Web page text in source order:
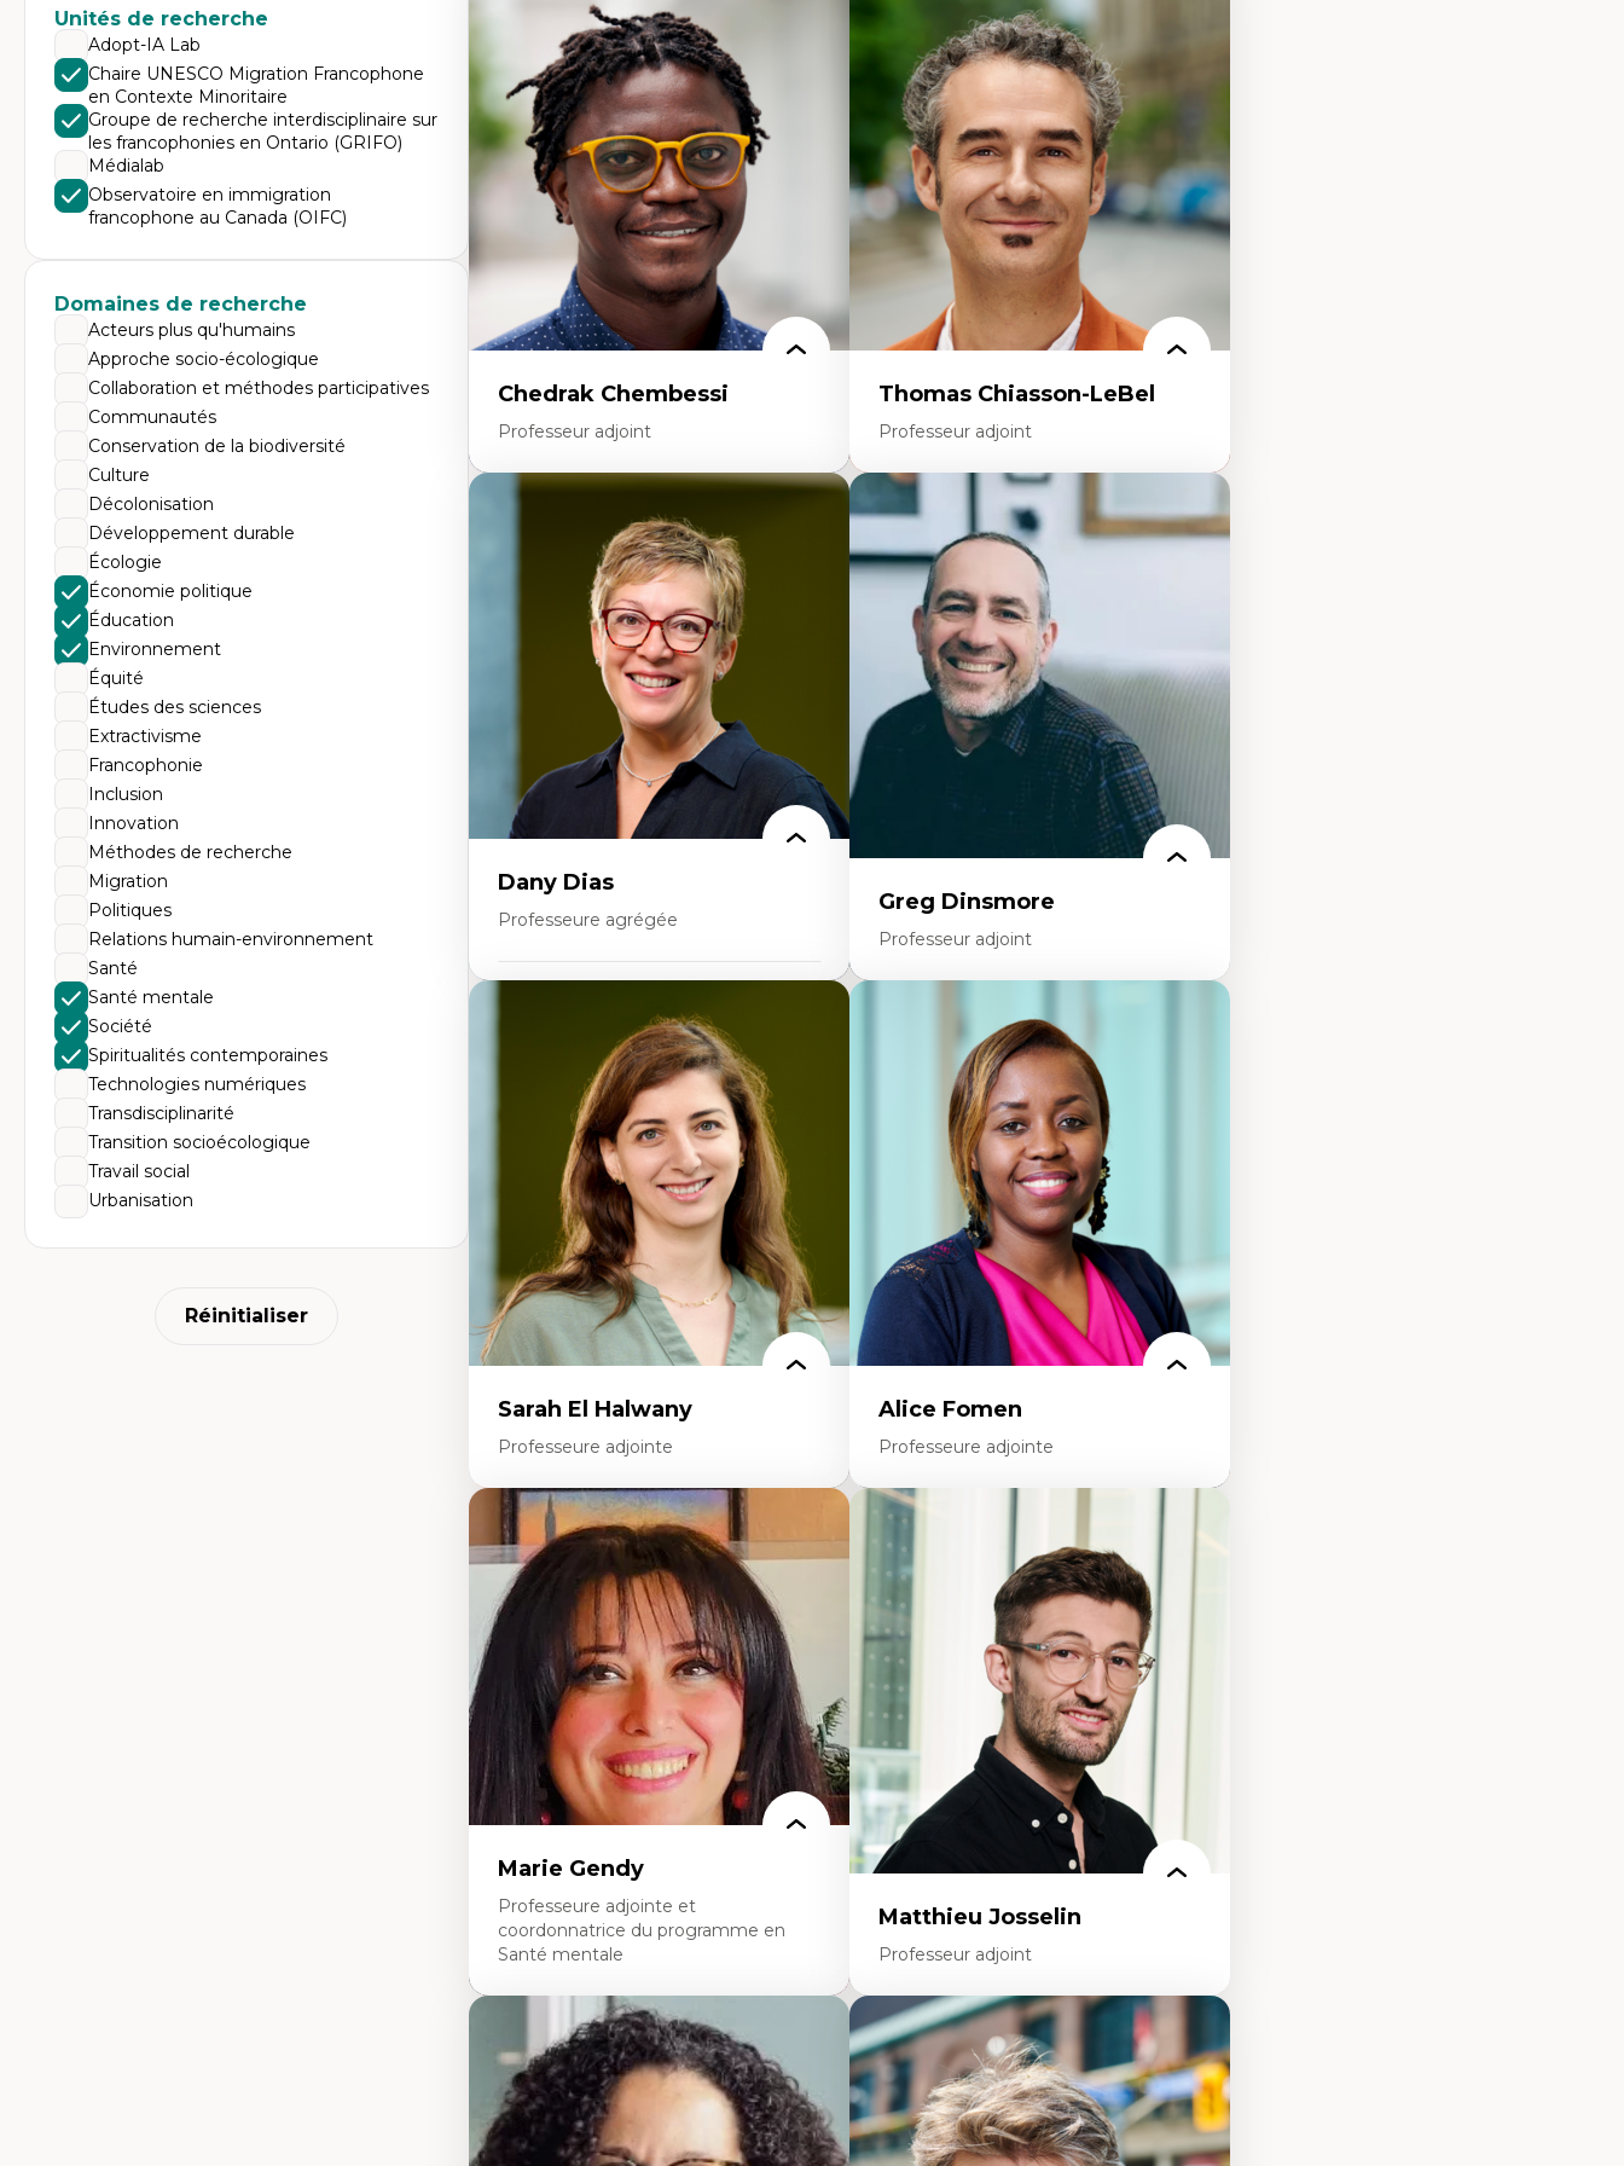
Unités de recherche
Adopt-IA Lab
Chaire UNESCO Migration Francophone
en Contexte Minoritaire
Groupe de recherche interdisciplinaire sur
les francophonies en Ontario (GRIFO)
Médialab
Observatoire en immigration
francophone au Canada (OIFC)
Domaines de recherche
Acteurs plus qu'humains
Approche socio-écologique
Collaboration et méthodes participatives
Communautés
Conservation de la biodiversité
Culture
Décolonisation
Développement durable
Écologie
Économie politique
Éducation
Environnement
Équité
Études des sciences
Extractivisme
Francophonie
Inclusion
Innovation
Méthodes de recherche
Migration
Politiques
Relations humain-environnement
Santé
Santé mentale
Société
Spiritualités contemporaines
Technologies numériques
Transdisciplinarité
Transition socioécologique
Travail social
Urbanisation
Réinitialiser
Expertises
Discours sur la ville et représentations
Mosquées, formes et usages au Canada
Reconnaissance et représentations des
communautés immigrantes dans l'espace
urbain
Design architectural et urbain
Patrimoine et patrimonialisation
Études postcoloniales et décolonisation des
savoirs
Didactique des sciences – processus
d’enquête et culture scientifique
Éducation en milieu minoritaire –
construction identitaire et conscience
critique
Technologies éducatives – ludification et
programmation pédagogique
La langue dans toutes les matières –
environnement discursif et langage
scientifique
Chedrak Chembessi
Professeur adjoint
Économie circulaire
Modèles d’affaires durables
Histoire des faits économiques
Gestion durable des ressources naturelles
Écologie industrielle
Aménagement durable du territoire
Développement régional
Coopératives
Télétravail en milieu rural francophone
Transition socio-écologique
Thomas Chiasson-LeBel
Professeur adjoint
Expertises
Théories du développement
Économie politique comparée
Élites économiques
Sociologie économique
Extractivisme
Classes sociales
Mouvements sociaux
Théories de l’État
Dany Dias
Professeure agrégée
Pédagogies critiques et justice sociale
Éthique relationnelle et sollicitude en
Décolonisation et autochtonisation de la
formation à l’enseignement
Littératie et didactique du français
Éducation inclusive
Formation à l’enseignement en contexte
francophone minoritaire
Identité linguistique et culturelle
Recherche-action et approches
participatives
Leadership éducatif et pratiques réflexives
Éducation durable et bien-être en
enseignement
Greg Dinsmore
Professeur adjoint
Fragmentation des auditoires médiatiques
Analyse multi-plateforme des auditoires
médiatiques
Analyse des comportements numériques à
travers les données massives et l’IA
Recherche quantitative et qualitative sur
les auditoires médiatiques
Épistémologie des techniques de recherche
numérique et l’IA
Théorie des droits de la personne
La pensée politique d’Hannah Arendt
La pensée politique à l’ère numérique
Justice internationale et normes
internationales
Sarah El Halwany
Professeure adjointe
Expertises
Les apports pédagogiques des théories de
l'affect, du posthumanisme, du féminisme
dans l'éducation aux sciences
L'apprentissage des sciences/STIM dans une
perspective socioécologique de care
L’insertion professionnelle des
enseignant.e.s
Alice Fomen
Professeure adjointe
Expertises
Acceptabilité, acceptation et adoption des
technologies
Technologies d'apprentissage innovantes
Insertion professionnelle du nouveau
personnel enseignant
Construction identitaire en milieu
minoritaire francophone
Technologies éducatives pour la formation
Marie Gendy
Professeure adjointe et
coordonnatrice du programme en
Santé mentale
Expertises
Neuropsychiatrie et neurosciences
Direction d'essais cliniques
Analyse des politiques et pratiques en santé
mentale
Développement de protocoles d'essais
Matthieu Josselin
Professeur adjoint
Expertises
Ethnographie critique des environnements
d’apprentissage des étudiant.e.s
Approche transdisciplinaire des
compétences socioaffectives et
interculturelles